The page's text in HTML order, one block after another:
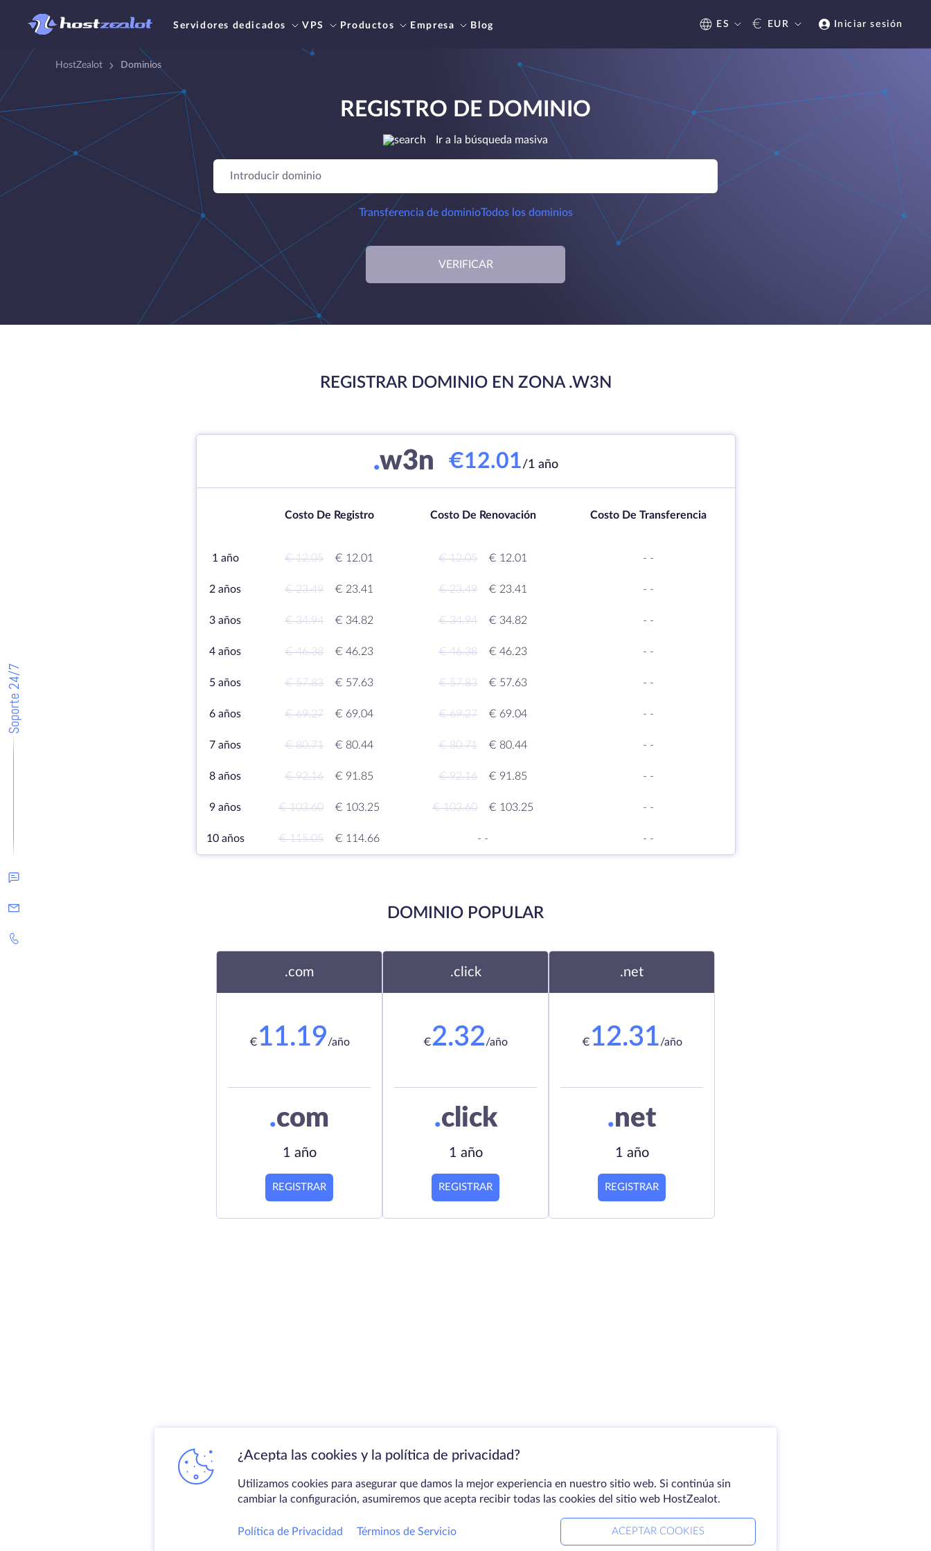
Servidores dedicados VPS Productos Empresa Blog ES € EUR Iniciar sesión
Soporte 24/7
HostZealot Dominios
REGISTRO DE DOMINIO
Ir a la búsqueda masiva
Transferencia de dominioTodos los dominios
VERIFICAR
REGISTRAR DOMINIO EN ZONA .W3N
.w3n €12.01/1 año
Costo De Registro Costo De Renovación Costo De Transferencia
1 año € 12.05 € 12.01 € 12.05 € 12.01 - -
2 años € 23.49 € 23.41 € 23.49 € 23.41 - -
3 años € 34.94 € 34.82 € 34.94 € 34.82 - -
4 años € 46.38 € 46.23 € 46.38 € 46.23 - -
5 años € 57.83 € 57.63 € 57.83 € 57.63 - -
6 años € 69.27 € 69.04 € 69.27 € 69.04 - -
7 años € 80.71 € 80.44 € 80.71 € 80.44 - -
8 años € 92.16 € 91.85 € 92.16 € 91.85 - -
9 años € 103.60 € 103.25 € 103.60 € 103.25 - -
10 años € 115.05 € 114.66 - - - -
DOMINIO POPULAR
.com
€ 11.19/año
.com
1 año
REGISTRAR
.click
€2.32/año
.click
1 año
REGISTRAR
.net
€ 12.31/año
.net
1 año
REGISTRAR
¿Acepta las cookies y la política de privacidad?
Utilizamos cookies para asegurar que damos la mejor experiencia en nuestro sitio web. Si continúa sin
cambiar la configuración, asumiremos que acepta recibir todas las cookies del sitio web HostZealot.
Política de Privacidad Términos de Servicio ACEPTAR COOKIES